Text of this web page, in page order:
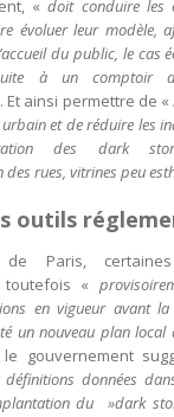
«doit conduire les
évoluer leur modèle,
du public, le cas
à un comptoir
Et ainsi permettre de «
et de réduire les
des dark
rues, vitrines peu
outils
Paris, certaines
toutefois «
en vigueur avant
un nouveau plan local
gouvernement
données
du »dark